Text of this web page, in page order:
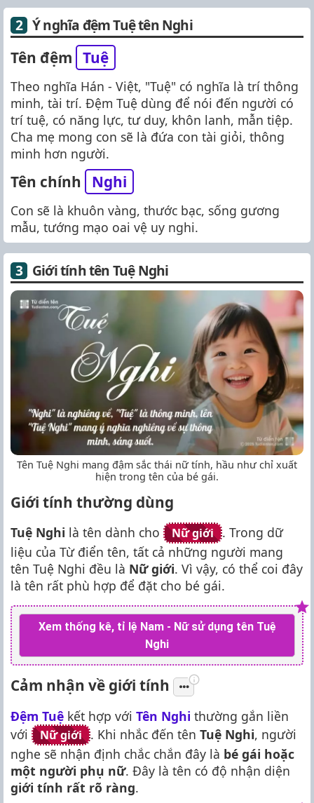
Ý nghĩa đệm Tuệ tên Nghi
Tên đệm Tuệ
Theo nghĩa Hán - Việt, "Tuệ" có nghĩa là trí thông
minh, tài trí. Đệm Tuệ dùng để nói đến người có
trí tuệ, có năng lực, tư duy, khôn lanh, mẫn tiệp.
Cha mẹ mong con sẽ là đứa con tài giỏi, thông
minh hơn người.
Tên chính Nghi
Con sẽ là khuôn vàng, thước bạc, sống gương
mẫu, tướng mạo oai vệ uy nghi.
Giới tính tên Tuệ Nghi
Tên Tuệ Nghi mang đậm sắc thái nữ tính, hầu như chỉ xuất
hiện trong tên của bé gái.
Giới tính thường dùng
Tuệ Nghi là tên dành cho Nữ giới . Trong dữ
liệu của Từ điển tên, tất cả những người mang
tên Tuệ Nghi đều là Nữ giới. Vì vậy, có thể coi đây
là tên rất phù hợp để đặt cho bé gái.
Xem thống kê, tỉ lệ Nam - Nữ sử dụng tên Tuệ
Nghi
Cảm nhận về giới tính
Đệm Tuệ kết hợp với Tên Nghi thường gắn liền
với
Nữ giới . Khi nhắc đến tên Tuệ Nghi, người
nghe sẽ nhận định chắc chắn đây là bé gái hoặc
một người phụ nữ. Đây là tên có độ nhận diện
giới tính rất rõ ràng.